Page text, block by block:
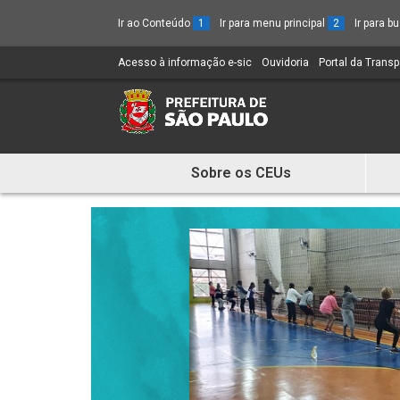
Ir ao Conteúdo 1 Ir para menu principal 2 Ir para
Acesso à informação e-sic (Link
um
novo
Ouvidoria (Link
Portal da
e
Sobre os CEUs